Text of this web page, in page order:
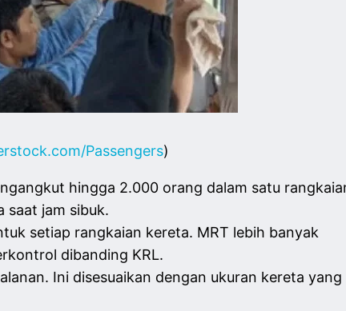
Passengers)
hingga 2.000 orang dalam satu
saat jam sibuk.
setiap rangkaian kereta. MRT lebih banyak
dibanding KRL.
Ini disesuaikan dengan ukuran kereta yang